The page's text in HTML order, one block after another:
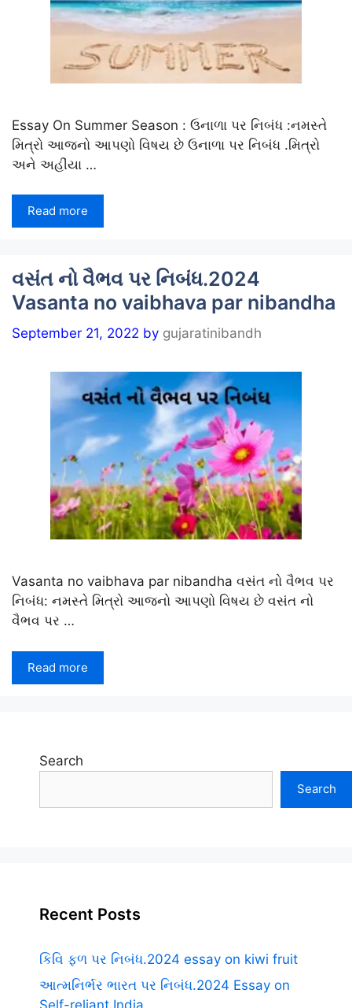
Essay On Summer Season : ઉનાળા પર નિબંધ :નમસ્તે
મિત્રો આજનો આપણો વિષય છે ઉનાળા પર નિબંધ .મિત્રો
અને અહીંયા …
Read more
વસંત નો વૈભવ પર નિબંધ.2024
Vasanta no vaibhava par nibandha
September 21, 2022 by gujaratinibandh
Vasanta no vaibhava par nibandha વસંત નો વૈભવ પર
નિબંધ: નમસ્તે મિત્રો આજનો આપણો વિષય છે વસંત નો
વૈભવ પર …
Read more
Search
Search
Recent Posts
કિવિ ફળ પર નિબંધ.2024 essay on kiwi fruit
આત્મનિર્ભર ભારત પર નિબંધ.2024 Essay on